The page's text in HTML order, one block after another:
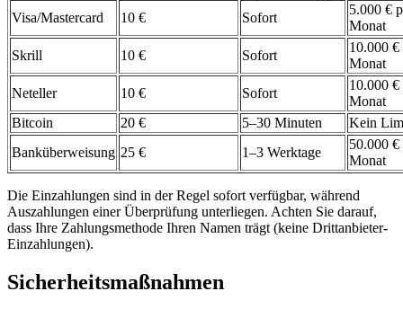
Visa/Mastercard 10 € Sofort
5.000 €
Monat
Skrill
10 € Sofort
10.000 €
Monat
Neteller
10 € Sofort
10.000 €
Monat
Bitcoin
20 € 5–30 Minuten
Kein
Banküberweisung 25 € 1–3 Werktage
50.000 €
Monat
Die Einzahlungen sind in der Regel sofort verfügbar, während
Auszahlungen einer Überprüfung unterliegen. Achten Sie darauf,
dass Ihre Zahlungsmethode Ihren Namen trägt (keine Drittanbieter-
Einzahlungen).
Sicherheitsmaßnahmen